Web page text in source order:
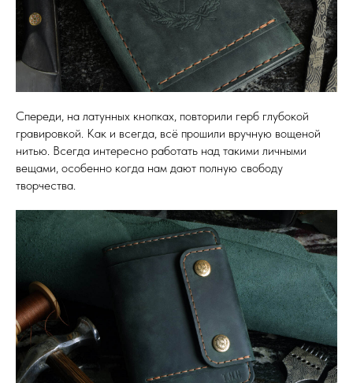
Спереди, на латунных кнопках, повторили герб глубокой
гравировкой. Как и всегда, всё прошили вручную вощеной
нитью. Всегда интересно работать над такими личными
вещами, особенно когда нам дают полную свободу
творчества.